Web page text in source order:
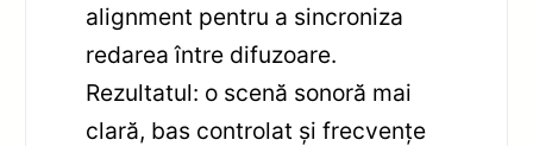
alignment pentru a sincroniza
redarea între difuzoare.
Rezultatul: o scenă sonoră mai
clară, bas controlat și frecvențe